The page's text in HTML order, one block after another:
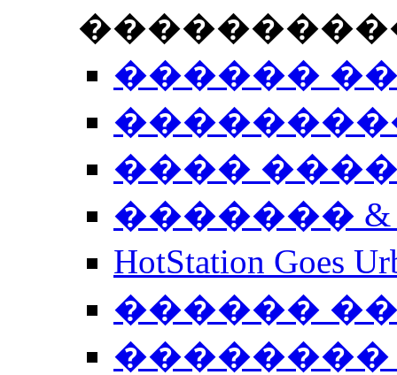
������
����
�������
HotStation
������
��������